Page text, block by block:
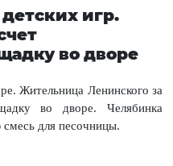
игр.
во дворе
Жительница Ленинского за
во дворе. Челябинка
смесь для песочницы.